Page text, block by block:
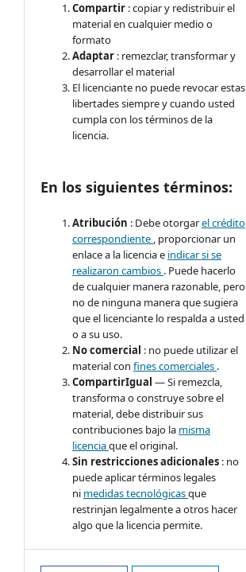
Compartir : copiar y redistribuir el
material en cualquier medio o
formato
Adaptar : remezclar, transformar y
desarrollar el material
El licenciante no puede revocar estas
libertades siempre y cuando usted
cumpla con los términos de la
licencia.
En los siguientes términos:
Atribución : Debe otorgarel crédito
correspondiente , proporcionar un
enlace a la licencia e indicar si se
realizaron cambios . Puede hacerlo
de cualquier manera razonable, pero
no de ninguna manera que sugiera
que el licenciante lo respalda a usted
o a su uso.
No comercial : no puede utilizar el
material confines comerciales .
CompartirIgual— Si remezcla,
transforma o construye sobre el
material, debe distribuir sus
contribuciones bajo la misma
licenciaque el original.
Sin restricciones adicionales : no
puede aplicar términos legales
ni medidas tecnológicasque
restrinjan legalmente a otros hacer
algo que la licencia permite.